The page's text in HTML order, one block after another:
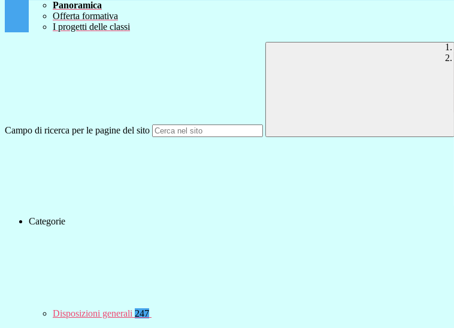
Panoramica
Offerta formativa
I progetti delle classi
Campo di ricerca per le pagine del sito
Categorie
Disposizioni generali 247